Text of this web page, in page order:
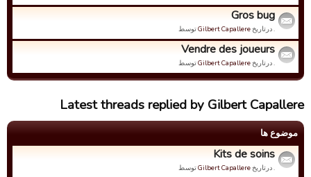
Gros bug
. درتاریخGilbert Capallereتوسط
Vendre des joueurs
. درتاریخGilbert Capallereتوسط
Latest threads replied by Gilbert Capallere
موضوع ها
Kits de soins
. درتاریخGilbert Capallereتوسط